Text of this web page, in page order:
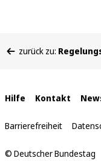
befinden
zurück zu:
Interne
Links
Hilfe Kontakt
Barrierefreiheit
© Deutscher Bundestag